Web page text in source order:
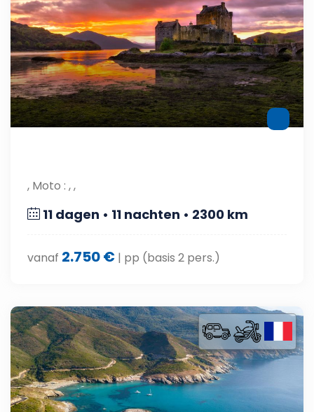
, Moto : , ,
11 dagen • 11 nachten • 2300 km
vanaf 2.750 € | pp (basis 2 pers.)